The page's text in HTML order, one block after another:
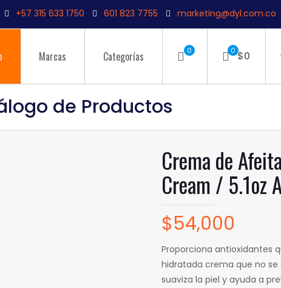
+57 315 633 1750 601 823 7755 marketing@dyl.com.co
Marcas Categorías 0 0 $0
de Productos
Crema de
Cream / 5.1oz
$54,000
Proporciona antioxidantes
hidratada crema que no
suaviza la piel y ayuda a